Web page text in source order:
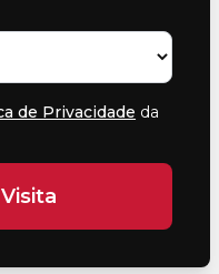
de Privacidade da